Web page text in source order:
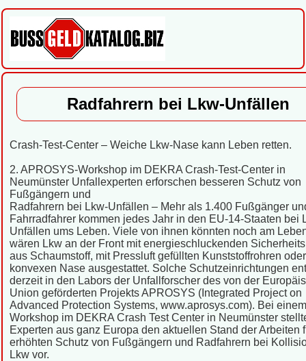
Radfahrern bei Lkw-Unfällen
Crash-Test-Center – Weiche Lkw-Nase kann Leben retten.
2. APROSYS-Workshop im DEKRA Crash-Test-Center in
Neumünster Unfallexperten erforschen besseren Schutz von
Fußgängern und
Radfahrern bei Lkw-Unfällen – Mehr als 1.400 Fußgänger
Fahrradfahrer kommen jedes Jahr in den EU-14-Staaten bei
Unfällen ums Leben. Viele von ihnen könnten noch am
wären Lkw an der Front mit energieschluckenden
aus Schaumstoff, mit Pressluft gefüllten Kunststoffrohren
konvexen Nase ausgestattet. Solche Schutzeinrichtungen
derzeit in den Labors der Unfallforscher des von der
Union geförderten Projekts APROSYS (Integrated Project on
Advanced Protection Systems, www.aprosys.com). Bei einem
Workshop im DEKRA Crash Test Center in Neumünster
Experten aus ganz Europa den aktuellen Stand der Arbeiten
erhöhten Schutz von Fußgängern und Radfahrern bei
Lkw vor.